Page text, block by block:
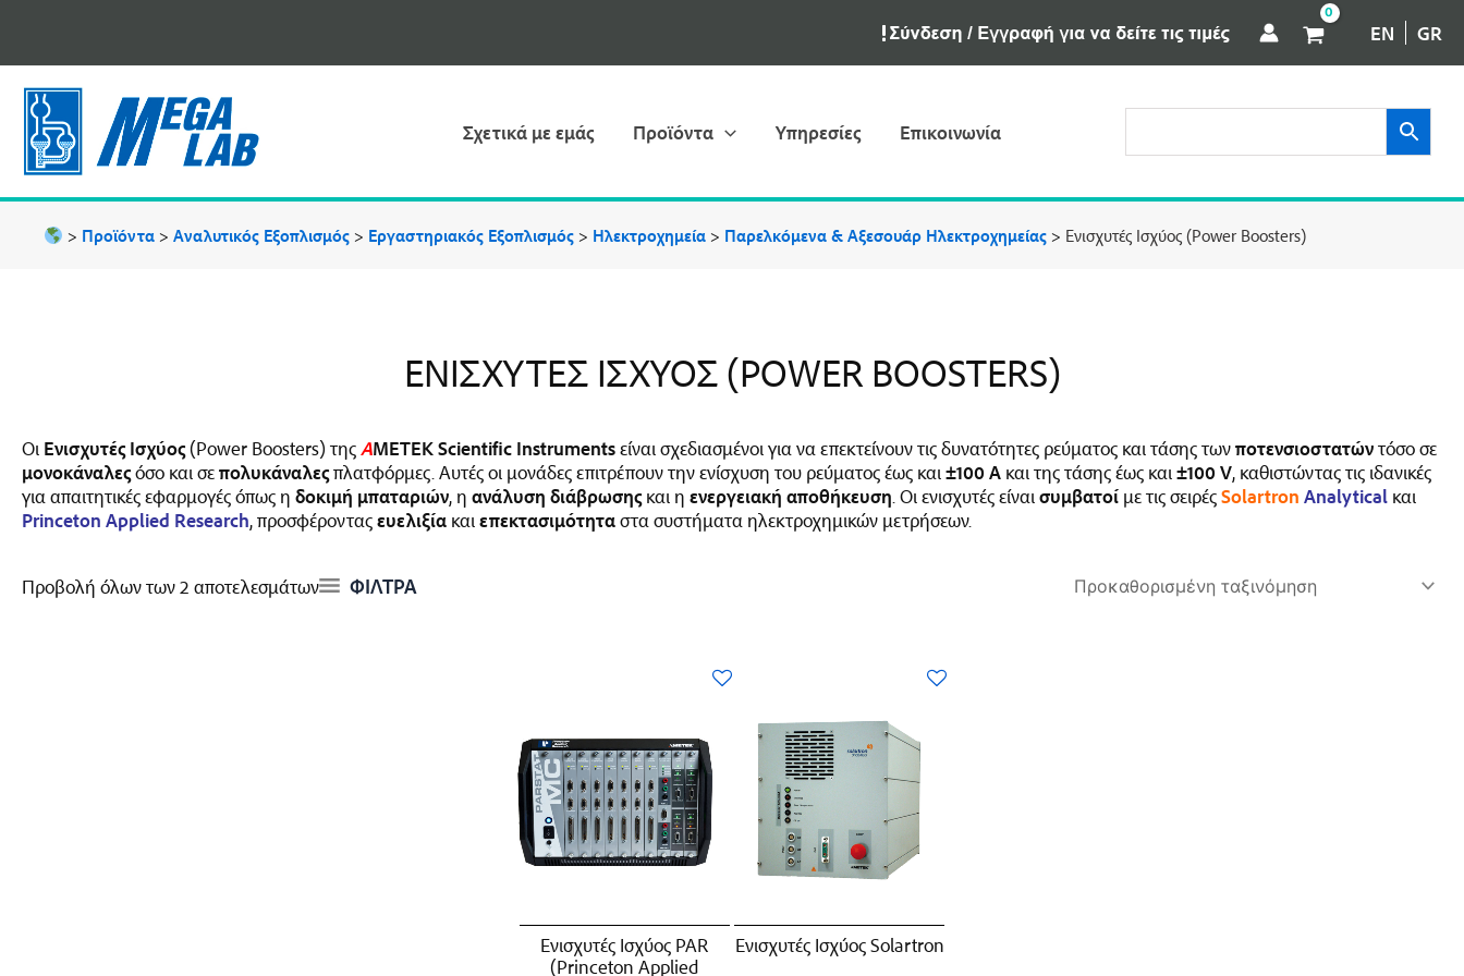
EN GR
Σχετικά με εμάς Προϊόντα Υπηρεσίες Επικοινωνία
> Προϊόντα >Αναλυτικός Εξοπλισμός > Εργαστηριακός Εξοπλισμός > Ηλεκτροχημεία > Παρελκόμενα & Aξεσουάρ Hλεκτροχημείας > Ενισχυτές Iσχύος (Power Boosters)
ΕΝΙΣΧΥΤΈΣ IΣΧΎΟΣ (POWER BOOSTERS)
Οι Ενισχυτές Ισχύος(Power Boosters) τηςAMETEK Scientific Instrumentsείναι σχεδιασμένοι για να επεκτείνουν τις δυνατότητες ρεύματος και τάσης τωνποτενσιοστατώντόσο σε
μονοκάναλεςόσο και σεπολυκάναλεςπλατφόρμες. Αυτές οι μονάδες επιτρέπουν την ενίσχυση του ρεύματος έως και ±100 A και της τάσης έως και ±100 V, καθιστώντας τις ιδανικές
για απαιτητικές εφαρμογές όπως η δοκιμή μπαταριών, η ανάλυση διάβρωσης και η ενεργειακή αποθήκευση Οι ενισχυτές είναι συμβατοί με τις σειρέςSolartron Analytical και
Princeton Applied Research, προσφέρονταςευελιξία και επεκτασιμότηταστα συστήματα ηλεκτροχημικών μετρήσεων.
Προβολή όλων των 2 αποτελεσμάτων ΦΙΛΤΡΑ
Ενισχυτές Iσχύος PAR
(Princeton Applied
Ενισχυτές Iσχύος Solartron